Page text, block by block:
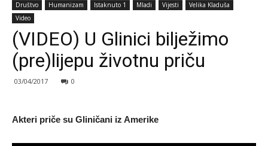
Društvo Humanizam Istaknuto 1 Mladi Vijesti
Velika Kladuša
Video
(VIDEO) U Glinici bilježimo
(pre)lijepu životnu priču
03/04/2017 0
Akteri priče su Gliničani iz Amerike